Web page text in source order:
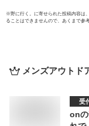
※野に行く。 に寄せられた投稿内容は
ることはできませんので、あくまで参
メンズアウトド
受
onの